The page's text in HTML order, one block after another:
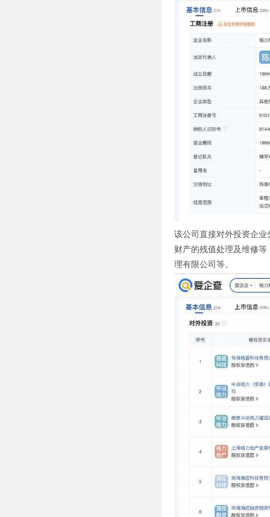
该公司直接对外投资企
财产的残值处理及维修
理有限公司等。